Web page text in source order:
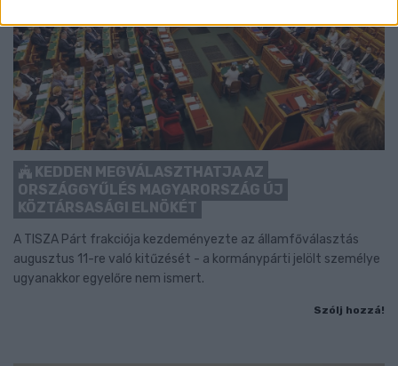
KEDDEN MEGVÁLASZTHATJA AZ
ORSZÁGGYŰLÉS MAGYARORSZÁG ÚJ
KÖZTÁRSASÁGI ELNÖKÉT
A TISZA Párt frakciója kezdeményezte az államfőválasztás
augusztus 11-re való kitűzését - a kormánypárti jelölt személye
ugyanakkor egyelőre nem ismert.
Szólj hozzá!